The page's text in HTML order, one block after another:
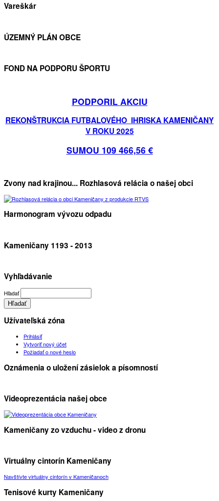
Vareškár
ÚZEMNÝ PLÁN OBCE
FOND NA PODPORU ŠPORTU
PODPORIL AKCIU
REKONŠTRUKCIA FUTBALOVÉHO IHRISKA KAMENIČANY
V ROKU 2025
SUMOU 109 466,56 €
Zvony nad krajinou... Rozhlasová relácia o našej obci
Harmonogram vývozu odpadu
Kameničany 1193 - 2013
Vyhľadávanie
Hľadať
Užívateľská zóna
Prihlásiť
Vytvoriť nový účet
Požiadať o nové heslo
Oznámenia o uložení zásielok a písomností
Videoprezentácia našej obce
Kameničany zo vzduchu - video z dronu
Virtuálny cintorín Kameničany
Navštívte virtuálny cintorín v Kameničanoch
Tenisové kurty Kameničany